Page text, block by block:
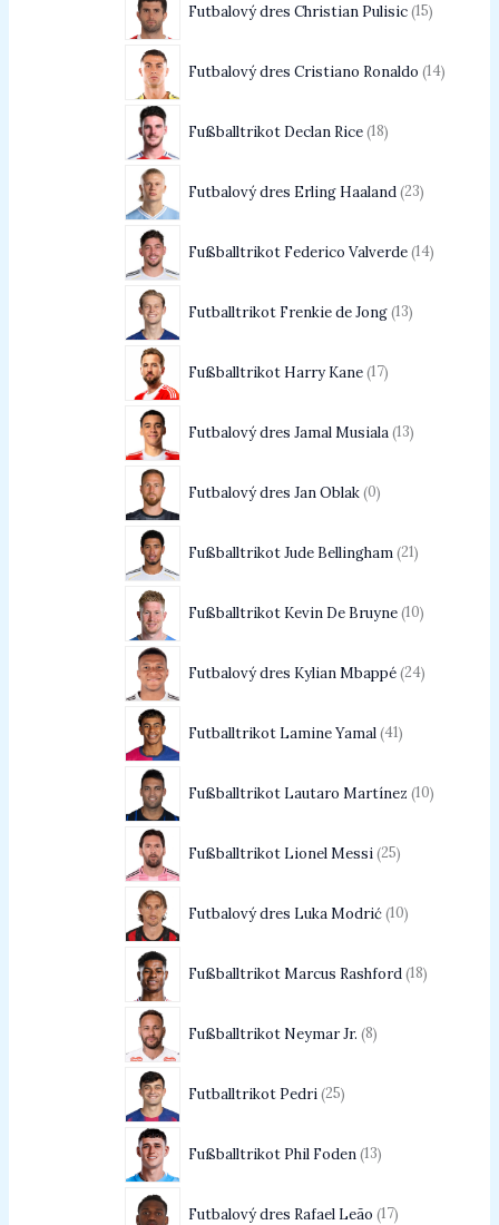
Futbalový dres Christian Pulisic 15
Futbalový dres Cristiano Ronaldo 14
Fußballtrikot Declan Rice 18
Futbalový dres Erling Haaland 23
Fußballtrikot Federico Valverde 14
Futballtrikot Frenkie de Jong 13
Fußballtrikot Harry Kane 17
Futbalový dres Jamal Musiala 13
Futbalový dres Jan Oblak 0
Fußballtrikot Jude Bellingham 21
Fußballtrikot Kevin De Bruyne 10
Futbalový dres Kylian Mbappé 24
Futballtrikot Lamine Yamal 41
Fußballtrikot Lautaro Martínez 10
Fußballtrikot Lionel Messi 25
Futbalový dres Luka Modrić 10
Fußballtrikot Marcus Rashford 18
Fußballtrikot Neymar Jr. 8
Futballtrikot Pedri 25
Fußballtrikot Phil Foden 13
Futbalový dres Rafael Leão 17